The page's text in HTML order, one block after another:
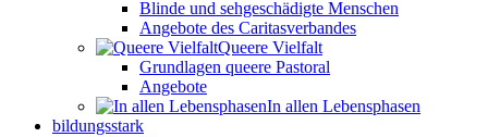
Blinde und sehgeschädigte Menschen
Angebote des Caritasverbandes
Queere Vielfalt
Grundlagen queere Pastoral
Angebote
In allen Lebensphasen
bildungsstark